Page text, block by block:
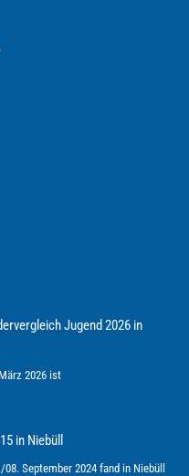
Jugend 2026 in
2026 ist
in Niebüll
September 2024 fand in Niebüll